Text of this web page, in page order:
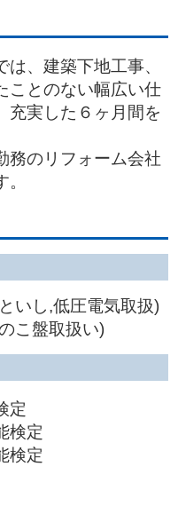
、建築下地工事、
ことのない幅広い仕
充実した６ヶ月間を
のリフォーム会社
いし,低圧電気取扱)
こ盤取扱い)
定
検定
検定